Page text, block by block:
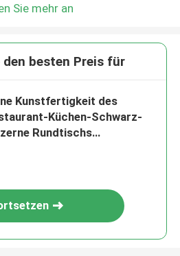
Sie mehr an
den besten Preis für
Kunstfertigkeit des
Küchen-Schwarz-
Rundtischs